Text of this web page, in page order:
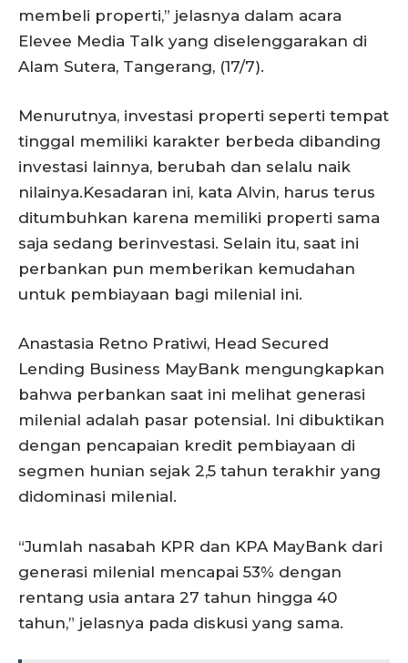
membeli properti,” jelasnya dalam acara
Elevee Media Talk yang diselenggarakan di
Alam Sutera, Tangerang, (17/7).
Menurutnya, investasi properti seperti tempat
tinggal memiliki karakter berbeda dibanding
investasi lainnya, berubah dan selalu naik
nilainya.Kesadaran ini, kata Alvin, harus terus
ditumbuhkan karena memiliki properti sama
saja sedang berinvestasi. Selain itu, saat ini
perbankan pun memberikan kemudahan
untuk pembiayaan bagi milenial ini.
Anastasia Retno Pratiwi, Head Secured
Lending Business MayBank mengungkapkan
bahwa perbankan saat ini melihat generasi
milenial adalah pasar potensial. Ini dibuktikan
dengan pencapaian kredit pembiayaan di
segmen hunian sejak 2,5 tahun terakhir yang
didominasi milenial.
“Jumlah nasabah KPR dan KPA MayBank dari
generasi milenial mencapai 53% dengan
rentang usia antara 27 tahun hingga 40
tahun,” jelasnya pada diskusi yang sama.